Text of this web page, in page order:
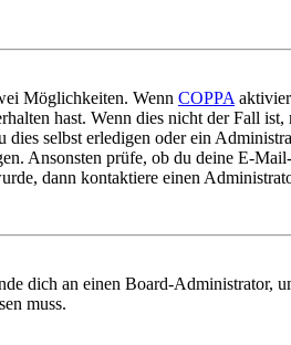
Möglichkeiten. Wenn COPPA
hast. Wenn dies nicht der Fall
selbst erledigen oder ein
Ansonsten prüfe, ob du deine E-
dann kontaktiere einen
dich an einen Board-Administrator,
muss.